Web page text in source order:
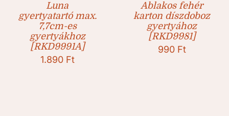
Luna
gyertyatartó max.
7,7cm-es
gyertyákhoz
[RKD9991A]
1.890 Ft
Ablakos fehér
karton díszdoboz
gyertyához
[RKD9981]
990 Ft